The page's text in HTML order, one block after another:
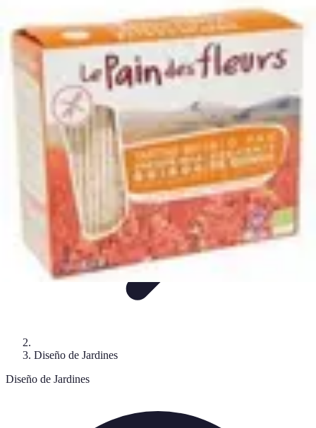
InformativoTutorialesListiclesJardineríaCuidados de Plantas
Flora y Jardín
Diseño de Jardines
Diseño de Jardines